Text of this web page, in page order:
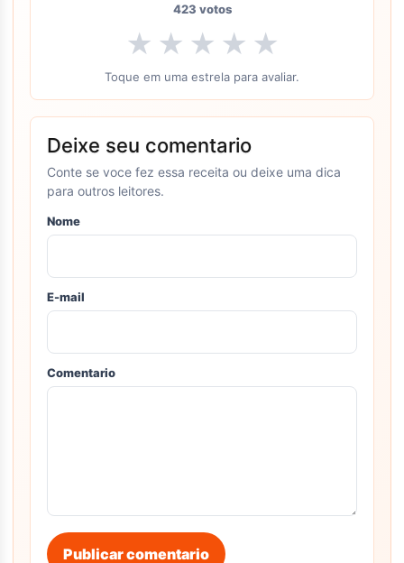
423 votos
★ ★ ★ ★ ★
Toque em uma estrela para avaliar.
Deixe seu comentario
Conte se voce fez essa receita ou deixe uma dica
para outros leitores.
Nome
E-mail
Comentario
Publicar comentario